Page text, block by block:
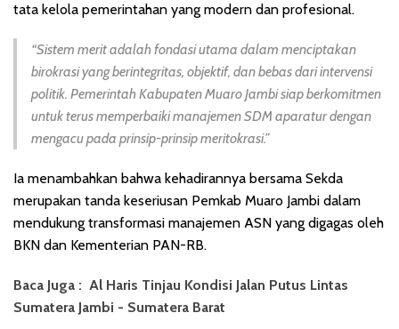
tata kelola pemerintahan yang modern dan profesional.
“Sistem merit adalah fondasi utama dalam menciptakan
birokrasi yang berintegritas, objektif, dan bebas dari intervensi
politik. Pemerintah Kabupaten Muaro Jambi siap berkomitmen
untuk terus memperbaiki manajemen SDM aparatur dengan
mengacu pada prinsip-prinsip meritokrasi.”
Ia menambahkan bahwa kehadirannya bersama Sekda
merupakan tanda keseriusan Pemkab Muaro Jambi dalam
mendukung transformasi manajemen ASN yang digagas oleh
BKN dan Kementerian PAN-RB.
Baca Juga : Al Haris Tinjau Kondisi Jalan Putus Lintas
Sumatera Jambi - Sumatera Barat